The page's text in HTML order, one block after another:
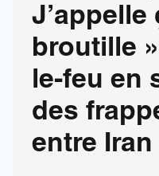
J’appelle
broutille
le-feu en
des
entre